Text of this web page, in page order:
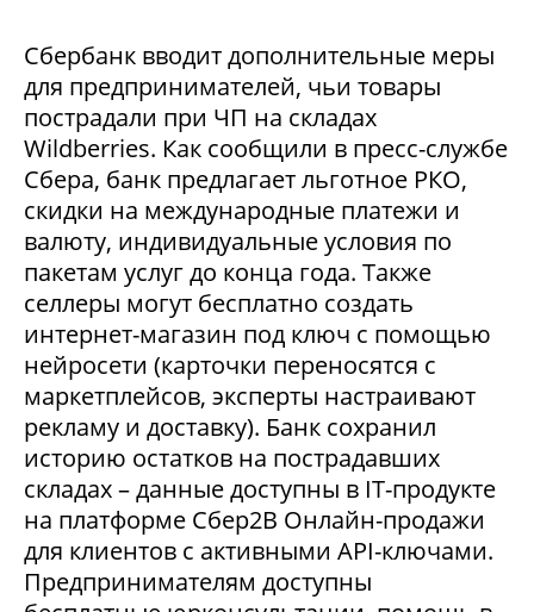
Сбербанк вводит дополнительные меры
для предпринимателей, чьи товары
пострадали при ЧП на складах
Wildberries. Как сообщили в пресс-службе
Сбера, банк предлагает льготное РКО,
скидки на международные платежи и
валюту, индивидуальные условия по
пакетам услуг до конца года. Также
селлеры могут бесплатно создать
интернет-магазин под ключ с помощью
нейросети (карточки переносятся с
маркетплейсов, эксперты настраивают
рекламу и доставку). Банк сохранил
историю остатков на пострадавших
складах – данные доступны в IT-продукте
на платформе Сбер2В Онлайн-продажи
для клиентов с активными API-ключами.
Предпринимателям доступны